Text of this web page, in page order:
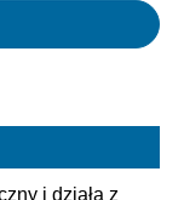
i działa z